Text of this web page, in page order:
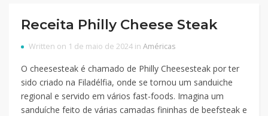
Receita Philly Cheese Steak
Written on 1 de maio de 2024 in Américas
O cheesesteak é chamado de Philly Cheesesteak por ter
sido criado na Filadélfia, onde se tornou um sanduiche
regional e servido em vários fast-foods. Imagina um
sanduíche feito de várias camadas fininhas de beefsteak e